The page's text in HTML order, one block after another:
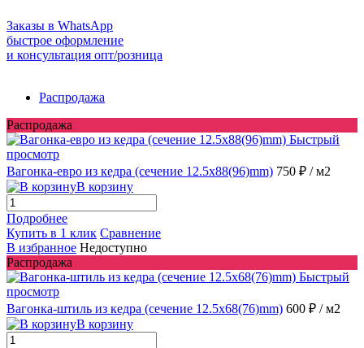
Заказы в WhatsApp
быстрое оформление
и консультация опт/розница
Распродажа
Распродажа
Быстрый
просмотр
Вагонка-евро из кедра (сечение 12.5x88(96)mm) 750 ₽ / м2
В корзину
Подробнее
Купить в 1 клик Сравнение
В избранное Недоступно
Распродажа
Быстрый
просмотр
Вагонка-штиль из кедра (сечение 12.5x68(76)mm) 600 ₽ / м2
В корзину